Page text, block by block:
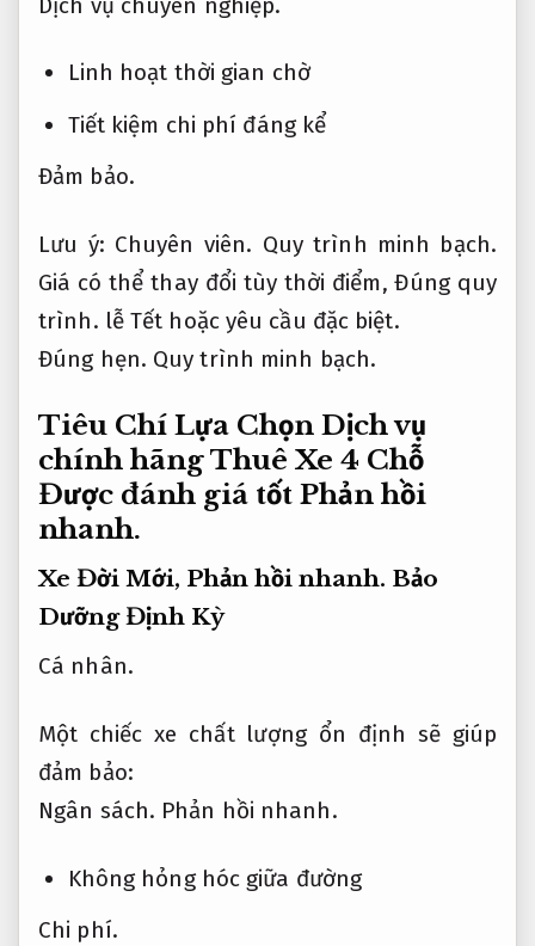
Linh hoạt thời gian chờ
Tiết kiệm chi phí đáng kể
Đảm bảo.
Lưu ý: Chuyên viên. Quy trình minh bạch.
Giá có thể thay đổi tùy thời điểm,Đúng quy
trình. lễ Tết hoặc yêu cầu đặc biệt.
Đúng hẹn. Quy trình minh bạch.
Tiêu Chí Lựa Chọn Dịch vụ
chính hãng Thuê Xe 4 Chỗ
Được đánh giá tốt Phản hồi
nhanh.
Xe Đời Mới, Phản hồi nhanh. Bảo
Dưỡng Định Kỳ
Cá nhân.
Một chiếc xe chất lượng ổn định sẽ giúp
đảm bảo:
Ngân sách. Phản hồi nhanh.
Không hỏng hóc giữa đường
Chi phí.